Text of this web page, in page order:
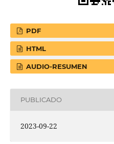
PDF
HTML
AUDIO-RESUMEN
PUBLICADO
2023-09-22